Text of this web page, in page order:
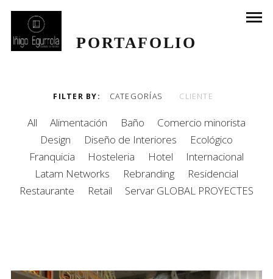
PORTAFOLIO
FILTER BY CATEGORÍAS CLIENTE
All Alimentación Baño
Comercio minorista
Design
Diseño de Interiores
Ecológico
Franquicia
Hosteleria Hotel
Internacional
Latam Networks
Rebranding
Residencial
Restaurante
Retail Servar GLOBAL PROYECTES